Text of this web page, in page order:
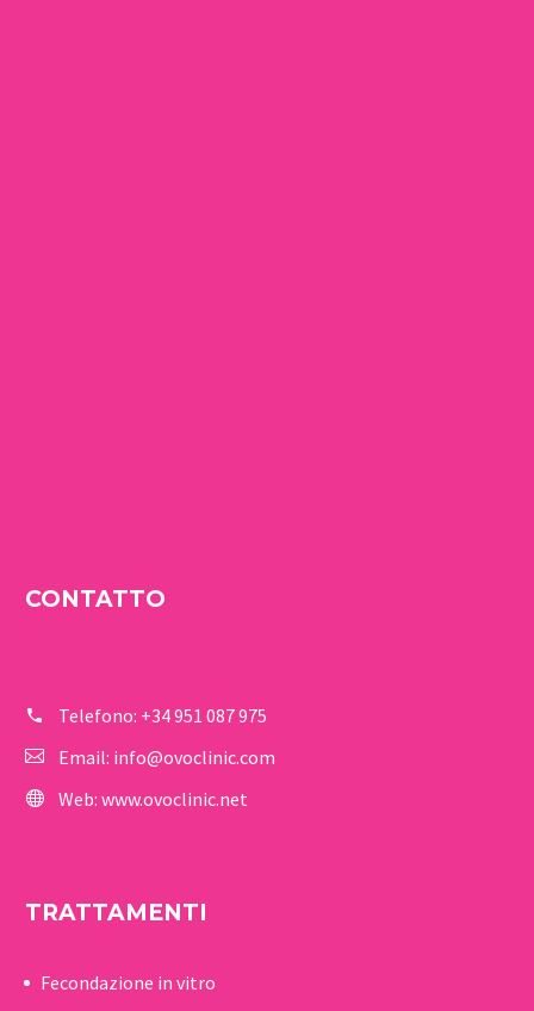
CONTATTO
Telefono: +34 951 087 975
Email: info@ovoclinic.com
Web: www.ovoclinic.net
TRATTAMENTI
Fecondazione in vitro